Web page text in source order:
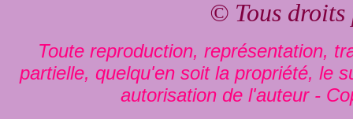
© Tous droits
Toute reproduction, représentation,
partielle, quelqu'en soit la propriété, le
autorisation de l'auteur -